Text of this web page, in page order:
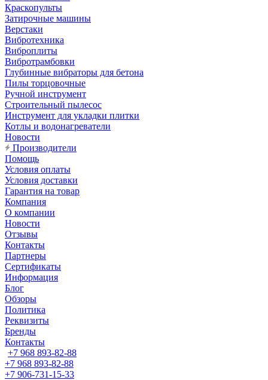
Краскопульты
Затирочные машины
Верстаки
Вибротехника
Виброплиты
Вибротрамбовки
Глубинные вибраторы для бетона
Пилы торцовочные
Ручной инструмент
Строительный пылесос
Инструмент для укладки плитки
Котлы и водонагреватели
Новости
Производители
Помощь
Условия оплаты
Условия доставки
Гарантия на товар
Компания
О компании
Новости
Отзывы
Контакты
Партнеры
Сертификаты
Информация
Блог
Обзоры
Политика
Реквизиты
Бренды
Контакты
+7 968 893-82-88
+7 968 893-82-88
+7 906-731-15-33